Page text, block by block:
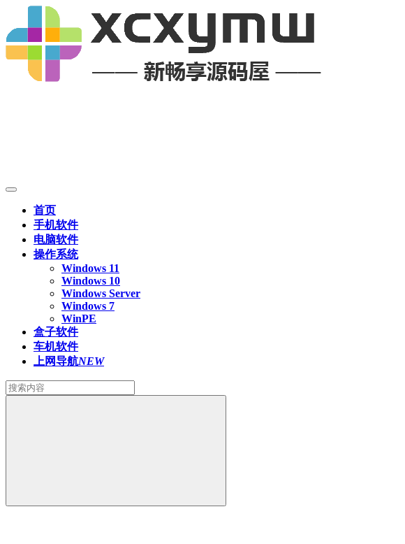
首页
手机软件
电脑软件
操作系统
Windows 11
Windows 10
Windows Server
Windows 7
WinPE
盒子软件
车机软件
上网导航NEW